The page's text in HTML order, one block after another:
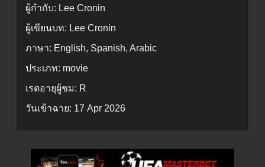
ผู้กำกับ: Lee Cronin
ผู้เขียนบท: Lee Cronin
ภาษา: English, Spanish, Arabic
ประเภท: movie
เรตอายุผู้ชม: R
วันเข้าฉาย: 17 Apr 2026